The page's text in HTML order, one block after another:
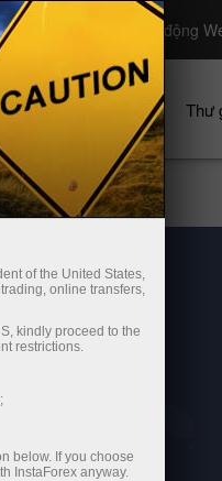
Khởi động
Các chiến dịch Thư
of the United States,
online transfers,
kindly proceed to the
restrictions.
below. If you choose
InstaForex anyway.